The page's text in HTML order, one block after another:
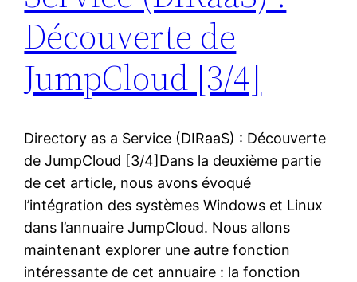
Découverte de
JumpCloud [3/4]
Directory as a Service (DIRaaS) : Découverte
de JumpCloud [3/4]Dans la deuxième partie
de cet article, nous avons évoqué
l’intégration des systèmes Windows et Linux
dans l’annuaire JumpCloud. Nous allons
maintenant explorer une autre fonction
intéressante de cet annuaire : la fonction